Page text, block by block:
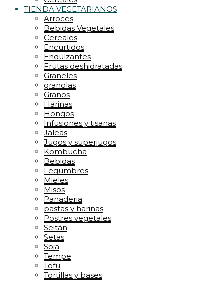
TIENDA VEGETARIANOS
Arroces
Bebidas Vegetales
Cereales
Encurtidos
Endulzantes
Frutas deshidratadas
Graneles
granolas
Granos
Harinas
Hongos
Infusiones y tisanas
Jaleas
Jugos y superjugos
Kombucha
Bebidas
Legumbres
Mieles
Misos
Panaderia
pastas y harinas
Postres vegetales
Seitán
Setas
Soja
Tempe
Tofu
Tortillas y bases